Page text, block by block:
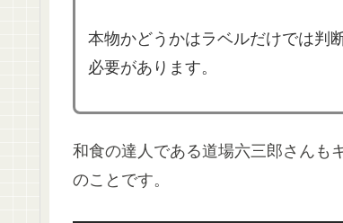
本物かどうかはラベルだけでは判
必要があります。
和食の達人である道場六三郎さんも
のことです。